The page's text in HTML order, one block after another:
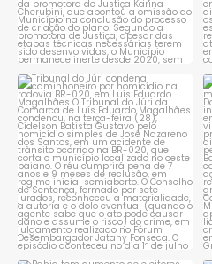
Tribunal do Júri condena
caminhoneiro por...
1 0